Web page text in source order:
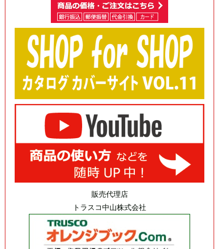
販売代理店
トラスコ中山株式会社